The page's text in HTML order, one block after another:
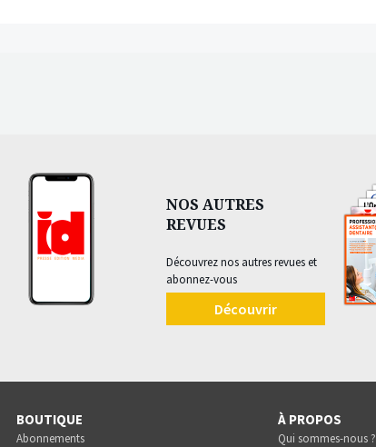
NOS AUTRES
REVUES
Découvrez nos autres revues et
abonnez-vous
Découvrir
BOUTIQUE
Abonnements
À PROPOS
Qui sommes-nous ?